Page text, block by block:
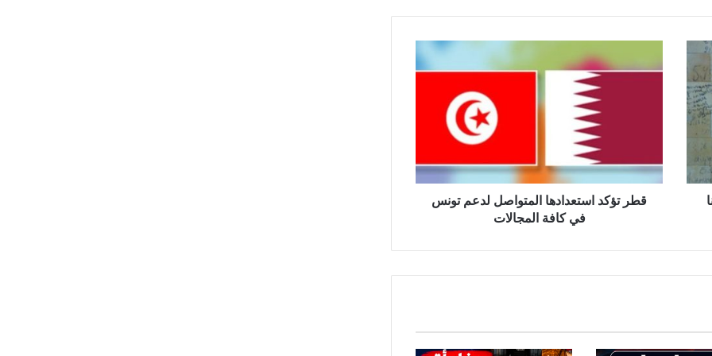
ط
ا
س
ا
ل
م
قطر تؤكد استعدادها المتواصل لدعم تونس
في كافة المجالات